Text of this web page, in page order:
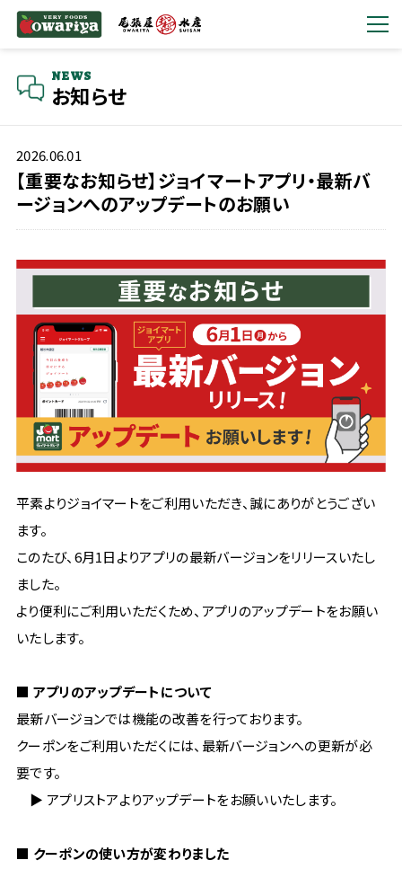
NEWS
お知らせ
2026.06.01
【重要なお知らせ】ジョイマートアプリ・最新バ
ージョンへのアップデートのお願い
平素よりジョイマートをご利用いただき、誠にありがとうござい
ます。
このたび、6月1日よりアプリの最新バージョンをリリースいたし
ました。
より便利にご利用いただくため、アプリのアップデートをお願い
いたします。
■ アプリのアップデートについて
最新バージョンでは機能の改善を行っております。
クーポンをご利用いただくには、最新バージョンへの更新が必
要です。
▶ アプリストアよりアップデートをお願いいたします。
■ クーポンの使い方が変わりました